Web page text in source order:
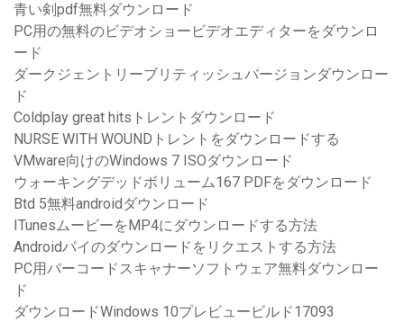
青い剣pdf無料ダウンロード
PC用の無料のビデオショービデオエディターをダウンロ
ード
ダークジェントリーブリティッシュバージョンダウンロー
ド
Coldplay great hitsトレントダウンロード
NURSE WITH WOUNDトレントをダウンロードする
VMware向けのWindows 7 ISOダウンロード
ウォーキングデッドボリューム167 PDFをダウンロード
Btd 5無料androidダウンロード
ITunesムービーをMP4にダウンロードする方法
Androidパイのダウンロードをリクエストする方法
PC用バーコードスキャナーソフトウェア無料ダウンロー
ド
ダウンロードWindows 10プレビュービルド17093